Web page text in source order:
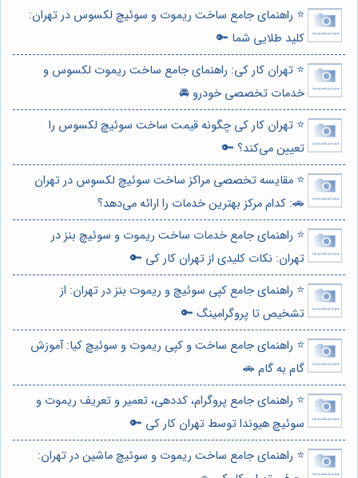
⭐️ راهنمای جامع ساخت ریموت و سوئیچ لکسوس در تهران:
کلید طلایی شما 🔑
⭐️ تهران کار کی: راهنمای جامع ساخت ریموت لکسوس و
خدمات تخصصی خودرو 🚘
⭐️ تهران کار کی چگونه قیمت ساخت سوئیچ لکسوس را
تعیین می‌کند؟ 🔑
⭐️ مقایسه تخصصی مراکز ساخت سوئیچ لکسوس در تهران
🚗: کدام مرکز بهترین خدمات را ارائه می‌دهد؟
⭐️ راهنمای جامع خدمات ساخت ریموت و سوئیچ بنز در
تهران: نکات کلیدی از تهران کار کی 🔑
⭐️ راهنمای جامع کپی سوئیچ و ریموت بنز در تهران: از
تشخیص تا پروگرامینگ 🔑
⭐️ راهنمای جامع ساخت و کپی ریموت و سوئیچ کیا: آموزش
گام به گام 🚗
⭐️ راهنمای جامع پروگرام، کددهی، تعمیر و تعریف ریموت و
سوئیچ هیوندا توسط تهران کار کی 🔑
⭐️ راهنمای جامع ساخت ریموت و سوئیچ ماشین در تهران: